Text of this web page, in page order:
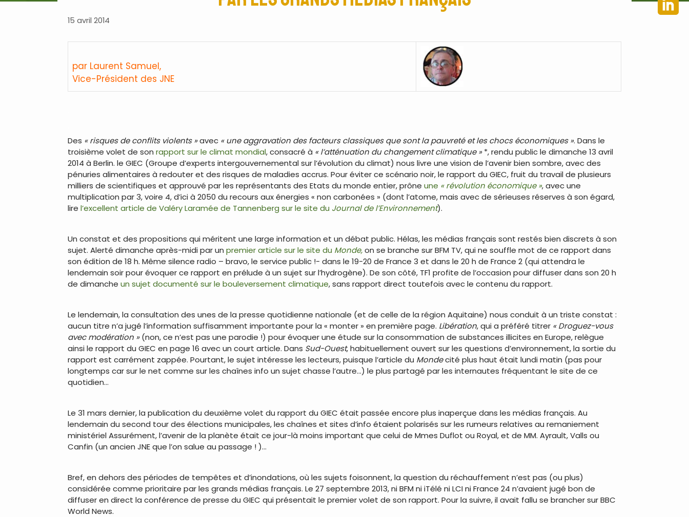
15 avril 2014
par Laurent Samuel,
Vice-Président des JNE
Des « risques de conflits violents »avec « une aggravation des facteurs classiques que sont la pauvreté et les chocs économiques ». Dans le
troisième volet de son rapport sur le climat mondial, consacré à « l’atténuation du changement climatique »*, rendu public le dimanche 13 avril
2014 à Berlin. le GIEC (Groupe d’experts intergouvernemental sur l’évolution du climat) nous livre une vision de l’avenir bien sombre, avec des
pénuries alimentaires à redouter et des risques de maladies accrus. Pour éviter ce scénario noir, le rapport du GIEC, fruit du travail de plusieurs
milliers de scientifiques et approuvé par les représentants des Etats du monde entier, prône une « révolution économique », avec une
multiplication par 3, voire 4, d’ici à 2050 du recours aux énergies « non carbonées » (dont l’atome, mais avec de sérieuses réserves à son égard,
lire l’excellent article de Valéry Laramée de Tannenberg sur le site du Journal de l’Environnement).
Un constat et des propositions qui méritent une large information et un débat public. Hélas, les médias français sont restés bien discrets à son
sujet. Alerté dimanche après-midi par un premier article sur le site du Monde,on se branche sur BFM TV, qui ne souffle mot de ce rapport dans
son édition de 18 h. Même silence radio – bravo, le service public !- dans le 19-20 de France 3 et dans le 20 h de France 2 (qui attendra le
lendemain soir pour évoquer ce rapport en prélude à un sujet sur l’hydrogène). De son côté, TF1 profite de l’occasion pour diffuser dans son 20 h
de dimanche un sujet documenté sur le bouleversement climatique, sans rapport direct toutefois avec le contenu du rapport.
Le lendemain, la consultation des unes de la presse quotidienne nationale (et de celle de la région Aquitaine) nous conduit à un triste constat :
aucun titre n’a jugé l’information suffisamment importante pour la « monter » en première page. Libération, qui a préféré titrer « Droguez-vous
avec modération »(non, ce n’est pas une parodie !) pour évoquer une étude sur la consommation de substances illicites en Europe, relègue
ainsi le rapport du GIEC en page 16 avec un court article. Dans Sud-Ouest, habituellement ouvert sur les questions d’environnement, la sortie du
rapport est carrément zappée. Pourtant, le sujet intéresse les lecteurs, puisque l’article du Mondecité plus haut était lundi matin (pas pour
longtemps car sur le net comme sur les chaînes info un sujet chasse l’autre…) le plus partagé par les internautes fréquentant le site de ce
quotidien…
Le 31 mars dernier, la publication du deuxième volet du rapport du GIEC était passée encore plus inaperçue dans les médias français. Au
lendemain du second tour des élections municipales, les chaînes et sites d’info étaient polarisés sur les rumeurs relatives au remaniement
ministériel Assurément, l’avenir de la planète était ce jour-là moins important que celui de Mmes Duflot ou Royal, et de MM. Ayrault, Valls ou
Canfin (un ancien JNE que l’on salue au passage ! )…
Bref, en dehors des périodes de tempêtes et d’inondations, où les sujets foisonnent, la question du réchauffement n’est pas (ou plus)
considérée comme prioritaire par les grands médias français. Le 27 septembre 2013, ni BFM ni iTélé ni LCI ni France 24 n’avaient jugé bon de
diffuser en direct la conférence de presse du GIEC qui présentait le premier volet de son rapport. Pour la suivre, il avait fallu se brancher sur BBC
World News.